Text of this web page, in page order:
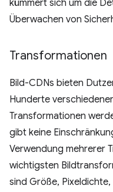
kümmert sich um die
Überwachen von
Transformationen
Bild-CDNs bieten
Hunderte
Transformationen
gibt keine
Verwendung mehrerer
wichtigsten
sind Größe,